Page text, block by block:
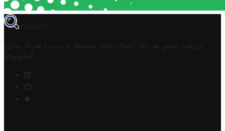
TROVIT
تروفيت تونس هو دليل أعمال تملكه وتحتفظ به وتديره
شركة مخزن
التكنولوجيا